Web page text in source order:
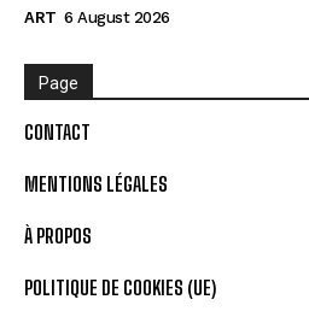
ART 6 August 2026
Page
CONTACT
MENTIONS LÉGALES
À PROPOS
POLITIQUE DE COOKIES (UE)